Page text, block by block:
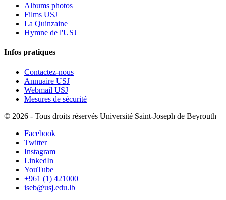
Albums photos
Films USJ
La Quinzaine
Hymne de l'USJ
Infos pratiques
Contactez-nous
Annuaire USJ
Webmail USJ
Mesures de sécurité
© 2026 - Tous droits réservés Université Saint-Joseph de Beyrouth
Facebook
Twitter
Instagram
LinkedIn
YouTube
+961 (1) 421000
iseb@usj.edu.lb